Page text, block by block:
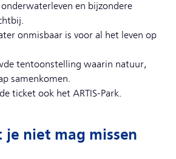
en bijzondere
onmisbaar is voor al het leven op
tentoonstelling waarin natuur,
samenkomen.
ticket ook het ARTIS-Park.
niet mag missen